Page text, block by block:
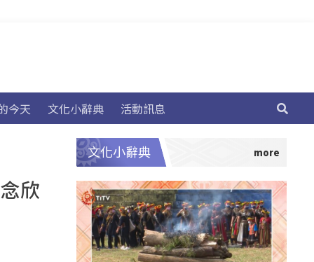
今天 文化小辭典 活動訊息
欣
文化小辭典